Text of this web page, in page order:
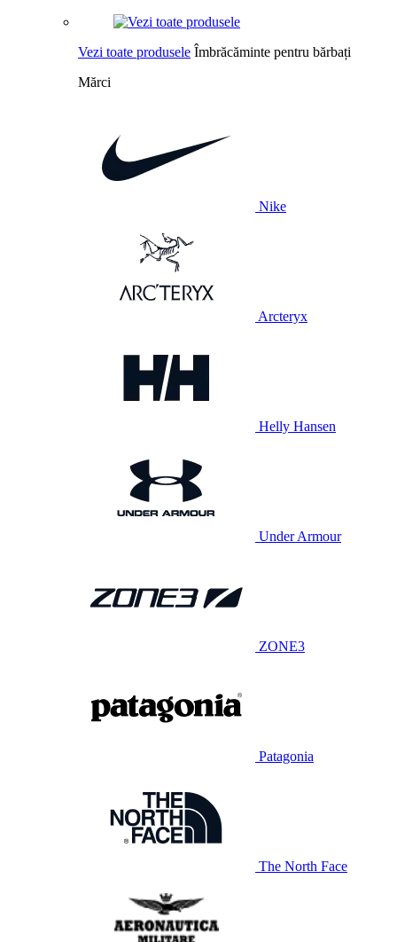
Vezi toate produsele Îmbrăcăminte pentru bărbați
Mărci
Nike
Arcteryx
Helly Hansen
Under Armour
ZONE3
Patagonia
The North Face